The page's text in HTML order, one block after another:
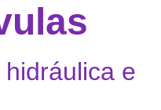
e